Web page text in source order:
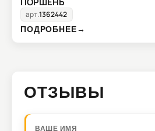
арт.1362442
ПОДРОБНЕЕ→
ОТЗЫВЫ
ВАШЕ ИМЯ